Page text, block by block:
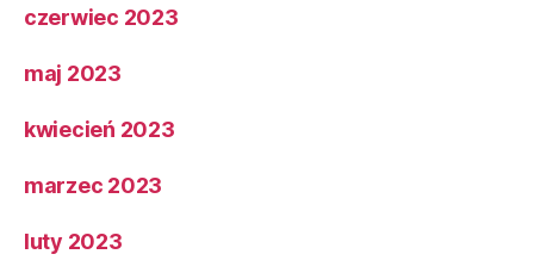
czerwiec 2023
maj 2023
kwiecień 2023
marzec 2023
luty 2023